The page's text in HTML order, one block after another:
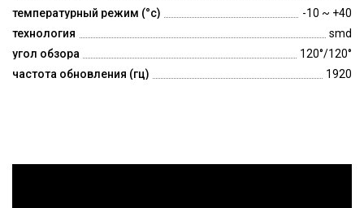
температурный режим (°c)
-10 ~ +40
технология
smd
угол обзора
120°/120°
частота обновления (гц)
1920